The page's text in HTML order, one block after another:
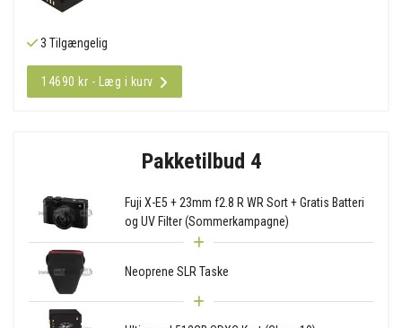
3 Tilgængelig
14690 kr - Læg i kurv
Pakketilbud 4
Fuji X-E5 + 23mm f2.8 R WR Sort + Gratis Batteri
og UV Filter (Sommerkampagne)
Neoprene SLR Taske